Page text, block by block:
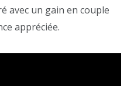
avec un gain en couple
appréciée.